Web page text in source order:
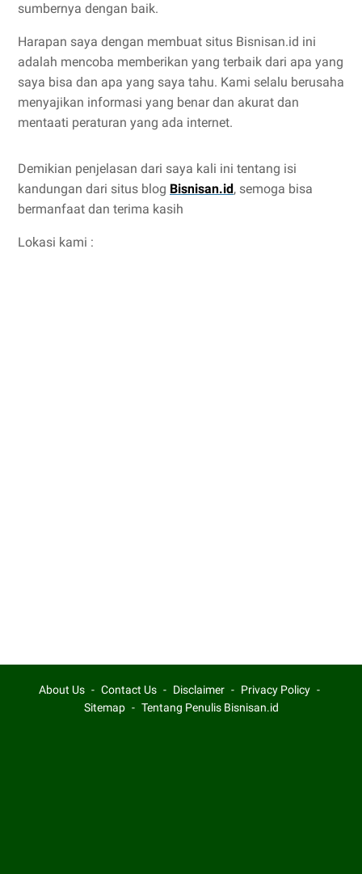
sumbernya dengan baik.
Harapan saya dengan membuat situs Bisnisan.id ini
adalah mencoba memberikan yang terbaik dari apa yang
saya bisa dan apa yang saya tahu. Kami selalu berusaha
menyajikan informasi yang benar dan akurat dan
mentaati peraturan yang ada internet.
Demikian penjelasan dari saya kali ini tentang isi
kandungan dari situs blog Bisnisan.id , semoga bisa
bermanfaat dan terima kasih
Lokasi kami :
About Us Contact Us Disclaimer
Privacy Policy
Sitemap
Tentang Penulis Bisnisan.id